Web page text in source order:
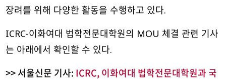
장려를 위해 다양한 활동을 수행하고 있다.
ICRC-이화여대 법학전문대학원의 MOU 체결 관련 기사
는 아래에서 확인할 수 있다.
>> 서울신문 기사: ICRC, 이화여대 법학전문대학원과 국